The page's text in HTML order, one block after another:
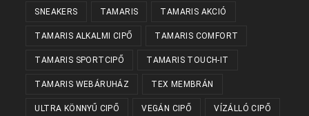
SNEAKERS TAMARIS TAMARIS AKCIÓ
TAMARIS ALKALMI CIPŐ TAMARIS COMFORT
TAMARIS SPORTCIPŐ TAMARIS TOUCH-IT
TAMARIS WEBÁRUHÁZ TEX MEMBRÁN
ULTRA KÖNNYŰ CIPŐ VEGÁN CIPŐ VÍZÁLLÓ CIPŐ